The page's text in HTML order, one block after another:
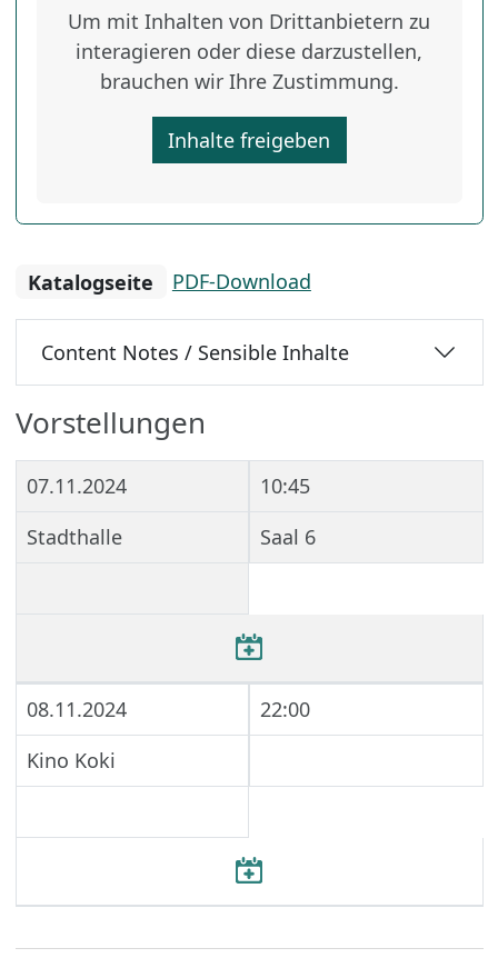
Um mit Inhalten von Drittanbietern zu
interagieren oder diese darzustellen,
brauchen wir Ihre Zustimmung.
Inhalte freigeben
Katalogseite PDF-Download
Content Notes / Sensible Inhalte
Vorstellungen
07.11.2024
10:45
Stadthalle
Saal 6
08.11.2024
22:00
Kino Koki